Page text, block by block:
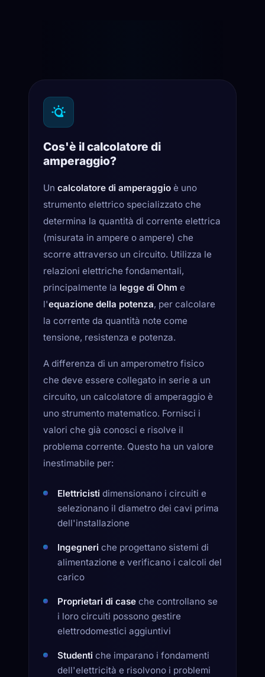
Cos'è il calcolatore di
amperaggio?
Un calcolatore di amperaggio è uno
strumento elettrico specializzato che
determina la quantità di corrente elettrica
(misurata in ampere o ampere) che
scorre attraverso un circuito. Utilizza le
relazioni elettriche fondamentali,
principalmente la legge di Ohm e
l'equazione della potenza, per calcolare
la corrente da quantità note come
tensione, resistenza e potenza.
A differenza di un amperometro fisico
che deve essere collegato in serie a un
circuito, un calcolatore di amperaggio è
uno strumento matematico. Fornisci i
valori che già conosci e risolve il
problema corrente. Questo ha un valore
inestimabile per:
Elettricisti dimensionano i circuiti e
selezionano il diametro dei cavi prima
dell'installazione
Ingegneri che progettano sistemi di
alimentazione e verificano i calcoli del
carico
Proprietari di case che controllano se
i loro circuiti possono gestire
elettrodomestici aggiuntivi
Studenti che imparano i fondamenti
dell'elettricità e risolvono i problemi